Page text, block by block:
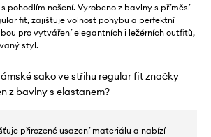
pohodlím nošení. Vyrobeno z bavlny s příměsí
fit, zajišťuje volnost pohybu a perfektní
pro vytváření elegantních i ležérních outfitů,
styl.
sako ve střihu regular fit značky
z bavlny s elastanem?
přirozené usazení materiálu a nabízí